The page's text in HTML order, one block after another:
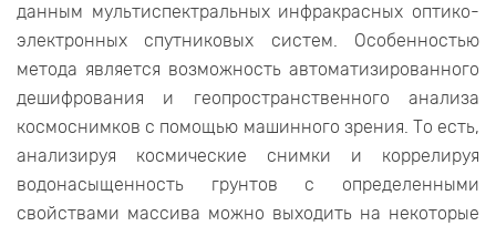
данным мультиспектральных инфракрасных оптико-
электронных спутниковых систем. Особенностью
метода является возможность автоматизированного
дешифрования и геопространственного анализа
космоснимков с помощью машинного зрения. То есть,
анализируя космические снимки и коррелируя
водонасыщенность грунтов с определенными
свойствами массива можно выходить на некоторые